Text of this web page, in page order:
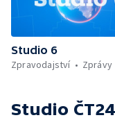
Studio 6
Zpravodajství
Zprávy
Studio ČT24